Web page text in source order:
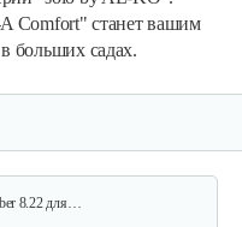
Comfort" станет вашим
больших садах.
FD220 R с…
8.22 для…